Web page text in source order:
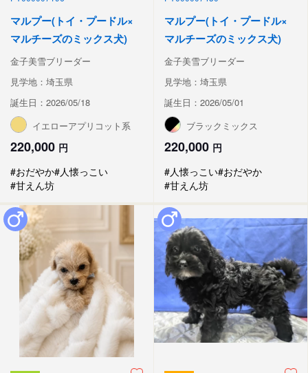
マルプー(トイ・プードル×
マルチーズのミックス犬)
金子美雪ブリーダー
見学地：埼玉県
誕生日：2026/05/18
イエローアプリコット系
220,000 円
#おだやか#人懐っこい
#甘えん坊
マルプー(トイ・プードル×
マルチーズのミックス犬)
金子美雪ブリーダー
見学地：埼玉県
誕生日：2026/05/01
ブラックミックス
220,000 円
#人懐っこい#おだやか
#甘えん坊